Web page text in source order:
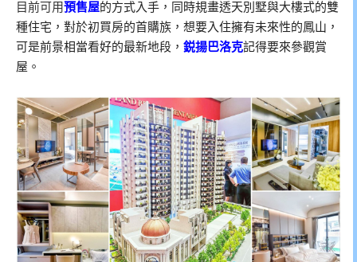
目前可用預售屋的方式入手，同時規畫透天別墅與大樓式的雙
種住宅，對於初買房的首購族，想要入住擁有未來性的鳳山，
可是前景相當看好的最新地段， 鋭揚巴洛克記得要來參觀賞
屋。